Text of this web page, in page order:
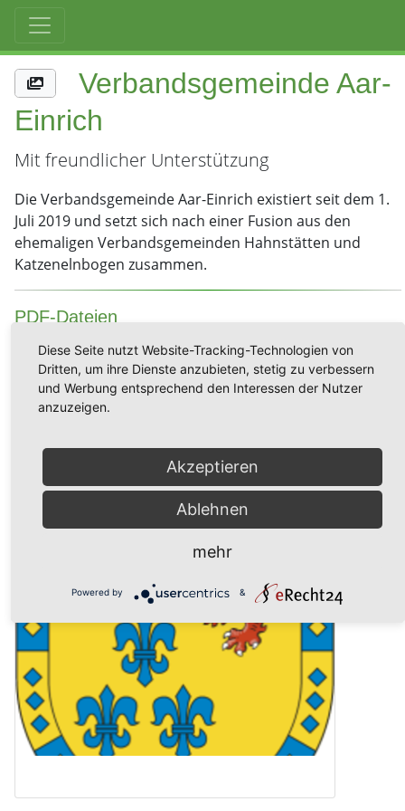
Verbandsgemeinde Aar-
Einrich
Mit freundlicher Unterstützung
Die Verbandsgemeinde Aar-Einrich existiert seit dem 1.
Juli 2019 und setzt sich nach einer Fusion aus den
ehemaligen Verbandsgemeinden Hahnstätten und
Katzenelnbogen zusammen.
PDF-Dateien
Kontakt
Internet:vg-aar-einrich.de/
Deutschland
Diese Seite nutzt Website-Tracking-Technologien von
Dritten, um ihre Dienste anzubieten, stetig zu verbessern
und Werbung entsprechend den Interessen der Nutzer
anzuzeigen.
Akzeptieren
Ablehnen
mehr
Powered by &